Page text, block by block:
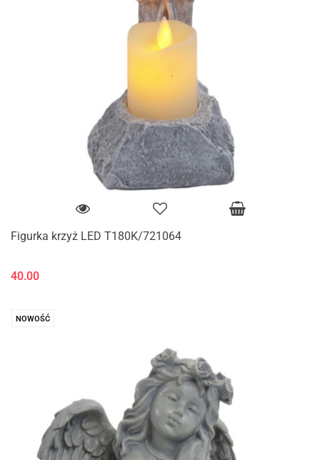
Figurka krzyż LED T180K/721064
40.00
NOWOŚĆ